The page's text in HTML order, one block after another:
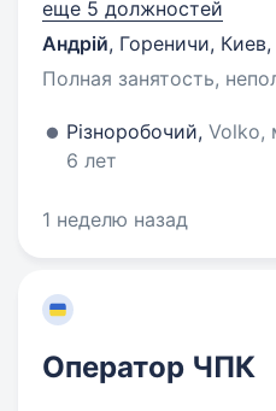
еще 5 должностей
Андрій, Гореничи, Киев,
Полная занятость,
Різноробочий, Volko,
6 лет
1 неделю назад
Оператор ЧПК